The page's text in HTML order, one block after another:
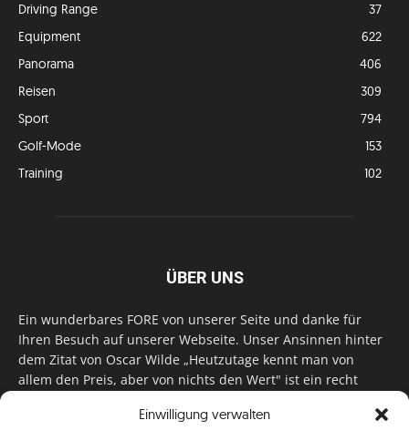
Einwilligung verwalten
Driving Range
37
Equipment
622
Panorama
406
Reisen
309
Sport
794
Golf-Mode
153
Training
102
ÜBER UNS
Ein wunderbares FORE von unserer Seite und danke für
Ihren Besuch auf unserer Webseite. Unser Ansinnen hinter
dem Zitat von Oscar Wilde „Heutzutage kennt man von
allem den Preis, aber von nichts den Wert" ist ein recht
für Monat unser Bestes, um Sie mit außergewöhnlichen